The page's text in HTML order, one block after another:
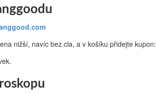
nižší, navíc bez cla, a v košíku přidejte kupon: